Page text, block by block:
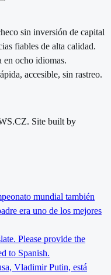
sin inversión de capital
fiables de alta calidad.
ocho idiomas.
accesible, sin rastreo.
Site built by
mundial también
era uno de los mejores
Please provide the
to Spanish.
Vladimir Putin, está